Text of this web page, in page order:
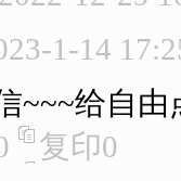
1-14
~~~给自由
复印0